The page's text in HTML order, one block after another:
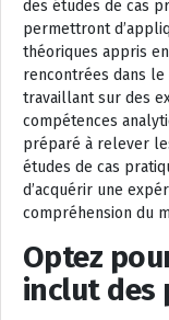
des études de cas
permettront
théoriques appris
rencontrées dans le
travaillant sur des
compétences
préparé à relever
études de cas
d’acquérir une
compréhension du
Optez
inclut des